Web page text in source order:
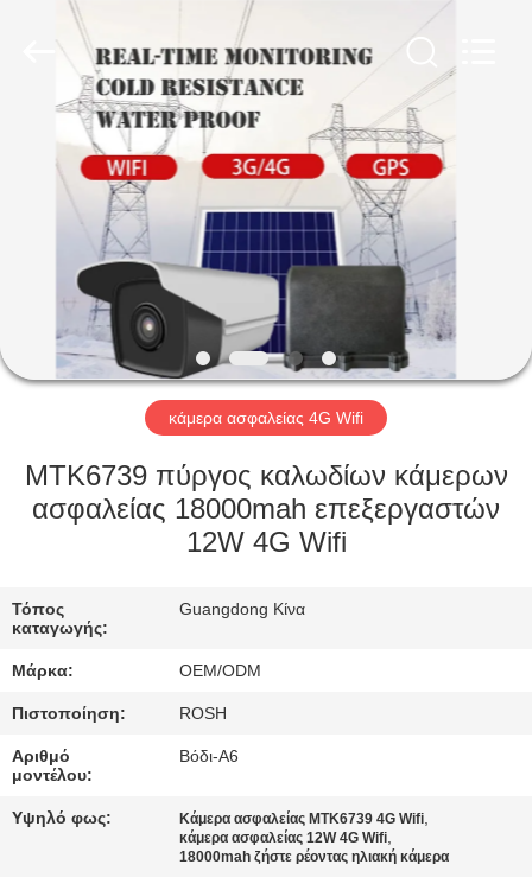
ΣΠΊΤΙ
ΠΡΟΪΌΝΤΑ
ΒΊΝΤΕΟ
ΕΚΠΟΜΠΉ
VR
ΣΧΕΤΙΚΆ
ΜΕ
ΕΠΙΣΚΈΨΕΙΣ
ΣΤΟ
ΈΛΕΓΧΟΣ
ΠΟΙΌΤΗΤΑΣ
κάμερα ασφαλείας 4G Wifi
MTK6739 πύργος καλωδίων κάμερων
ασφαλείας 18000mah επεξεργαστών
12W 4G Wifi
Τόπος
καταγωγής:
Guangdong Κίνα
Μάρκα: OEM/ODM
Πιστοποίηση: ROSH
Αριθμό
μοντέλου:
Βόδι-A6
Υψηλό φως: Κάμερα ασφαλείας MTK6739 4G Wifi,
κάμερα ασφαλείας 12W 4G Wifi,
18000mah ζήστε ρέοντας ηλιακή κάμερα